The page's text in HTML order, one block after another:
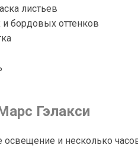
листьев
и бордовых оттенков
Гэлакси
освещение и несколько